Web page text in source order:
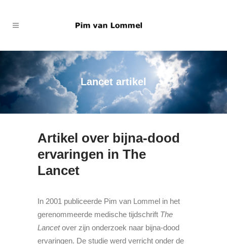
Lancet artikel
Artikel over bijna-dood
ervaringen in The
Lancet
In 2001 publiceerde Pim van Lommel in het
gerenommeerde medische tijdschrift The
Lancetover zijn onderzoek naar bijna-dood
ervaringen. De studie werd verricht onder de